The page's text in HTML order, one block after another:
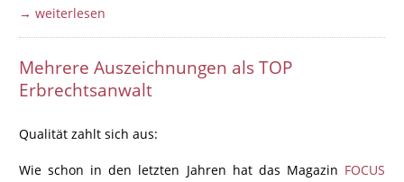
→ weiterlesen
Mehrere Auszeichnungen als TOP
Erbrechtsanwalt
Qualität zahlt sich aus:
Wie schon in den letzten Jahren hat das Magazin FOCUS